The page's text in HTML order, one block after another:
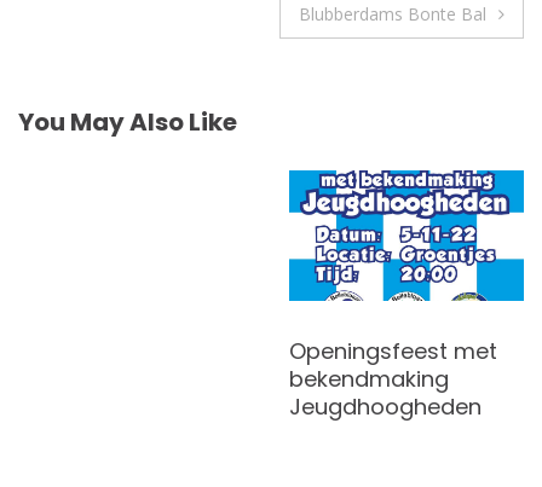
Blubberdams Bonte Bal
You May Also Like
Openingsfeest met
bekendmaking
Jeugdhoogheden